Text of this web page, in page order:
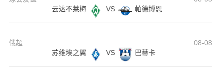
云达不莱梅
VS 帕德博恩
俄超
08-08
苏维埃之翼
VS 巴蒂卡